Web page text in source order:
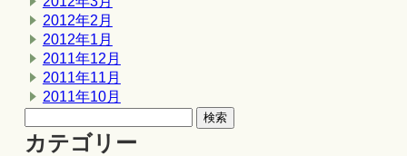
2012年2月
2012年1月
2011年12月
2011年11月
2011年10月
カテゴリー